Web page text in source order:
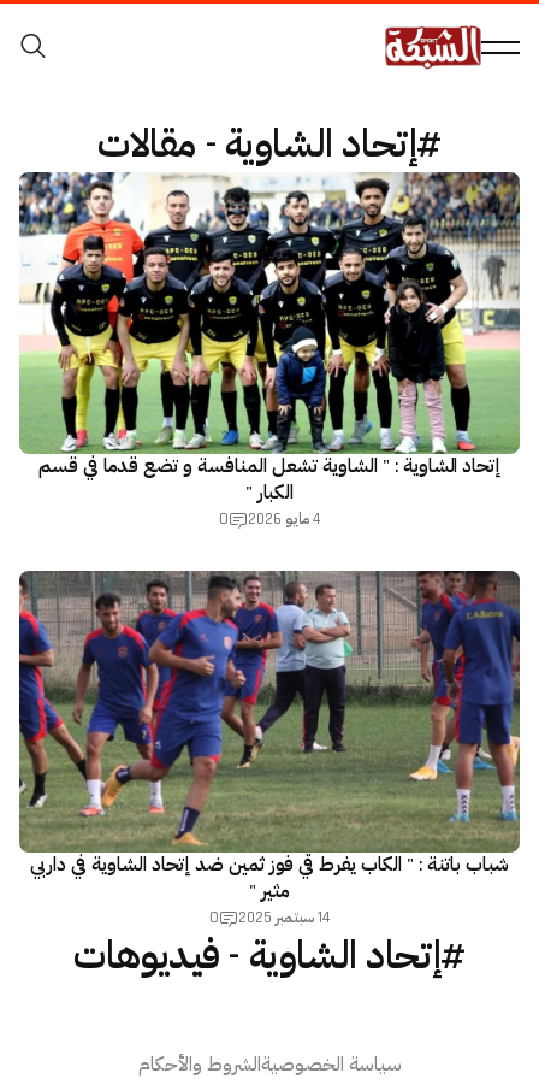
#إتحاد الشاوية - مقالات
إتحاد الشاوية : " الشاوية تشعل المنافسة و تضع قدما في قسم
الكبار "
4 مايو 2026 0
شباب باتنة : " الكاب يفرط قي فوز ثمين ضد إتحاد الشاوية في داربي
مثير "
14 سبتمبر 2025 0
#إتحاد الشاوية - فيديوهات
سياسة الخصوصيةالشروط والأحكام